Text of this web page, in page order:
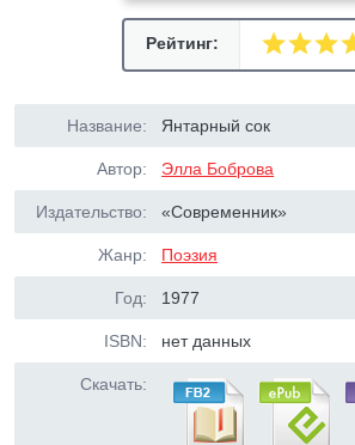
Рейтинг:
Название: Янтарный сок
Автор: Элла Боброва
Издательство: «Современник»
Жанр: Поэзия
Год: 1977
ISBN: нет данных
Скачать: